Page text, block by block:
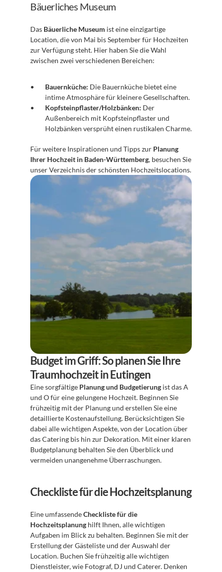
Bäuerliches Museum
Das Bäuerliche Museum ist eine einzigartige
Location, die von Mai bis September für Hochzeiten
zur Verfügung steht. Hier haben Sie die Wahl
zwischen zwei verschiedenen Bereichen:
Bauernküche: Die Bauernküche bietet eine
intime Atmosphäre für kleinere Gesellschaften.
Kopfsteinpflaster/Holzbänken: Der
Außenbereich mit Kopfsteinpflaster und
Holzbänken versprüht einen rustikalen Charme.
Für weitere Inspirationen und Tipps zur Planung
Ihrer Hochzeit in Baden-Württemberg, besuchen Sie
unser Verzeichnis der schönsten Hochzeitslocations.
Budget im Griff: So planen Sie Ihre
Traumhochzeit in Eutingen
Eine sorgfältige Planung und Budgetierung ist das A
und O für eine gelungene Hochzeit. Beginnen Sie
frühzeitig mit der Planung und erstellen Sie eine
detaillierte Kostenaufstellung. Berücksichtigen Sie
dabei alle wichtigen Aspekte, von der Location über
das Catering bis hin zur Dekoration. Mit einer klaren
Budgetplanung behalten Sie den Überblick und
vermeiden unangenehme Überraschungen.
Checkliste für die Hochzeitsplanung
Eine umfassende Checkliste für die
Hochzeitsplanung hilft Ihnen, alle wichtigen
Aufgaben im Blick zu behalten. Beginnen Sie mit der
Erstellung der Gästeliste und der Auswahl der
Location. Buchen Sie frühzeitig alle wichtigen
Dienstleister, wie Fotograf, DJ und Caterer. Denken